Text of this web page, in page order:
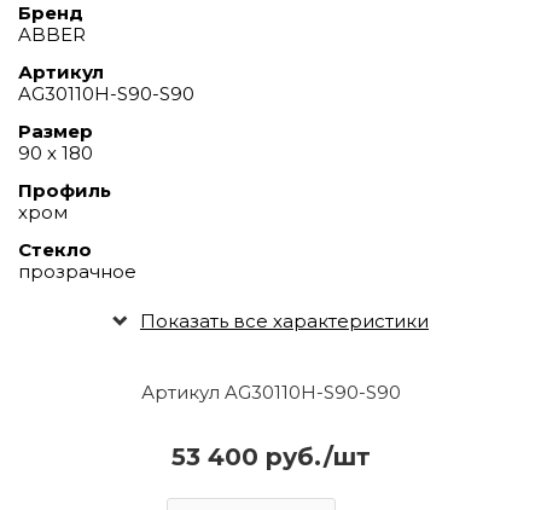
Артикул AG30110H-S90-S90
53 400 руб./шт
Бренд
ABBER
Артикул
AG30110H-S90-S90
Размер
90 х 180
Профиль
хром
Стекло
прозрачное
Показать все характеристики